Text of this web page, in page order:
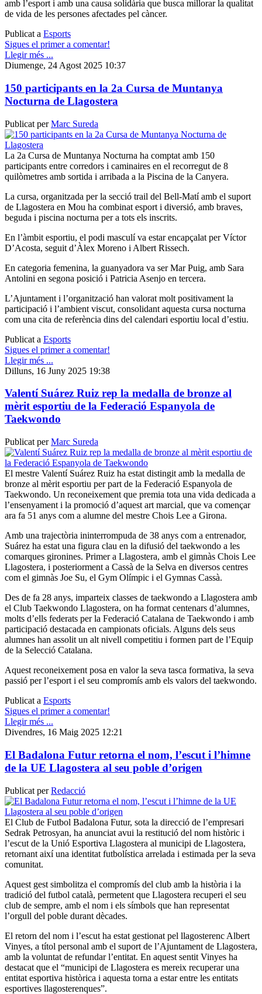
amb l’esport i amb una causa solidària que busca millorar la qualitat
de vida de les persones afectades pel càncer.
Publicat a Esports
Sigues el primer a comentar!
Llegir més ...
Diumenge, 24 Agost 2025 10:37
150 participants en la 2a Cursa de Muntanya
Nocturna de Llagostera
Publicat perMarc Sureda
La 2a Cursa de Muntanya Nocturna ha comptat amb 150
participants entre corredors i caminaires en el recorregut de 8
quilòmetres amb sortida i arribada a la Piscina de la Canyera.
La cursa, organitzada per la secció trail del Bell-Matí amb el suport
de Llagostera en Mou ha combinat esport i diversió, amb braves,
beguda i piscina nocturna per a tots els inscrits.
En l’àmbit esportiu, el podi masculí va estar encapçalat per Víctor
D’Acosta, seguit d’Àlex Moreno i Albert Rissech.
En categoria femenina, la guanyadora va ser Mar Puig, amb Sara
Antolini en segona posició i Patricia Asenjo en tercera.
L’Ajuntament i l’organització han valorat molt positivament la
participació i l’ambient viscut, consolidant aquesta cursa nocturna
com una cita de referència dins del calendari esportiu local d’estiu.
Publicat a Esports
Sigues el primer a comentar!
Llegir més ...
Dilluns, 16 Juny 2025 19:38
Valentí Suárez Ruiz rep la medalla de bronze al
mèrit esportiu de la Federació Espanyola de
Taekwondo
Publicat perMarc Sureda
El mestre Valentí Suárez Ruiz ha estat distingit amb la medalla de
bronze al mèrit esportiu per part de la Federació Espanyola de
Taekwondo. Un reconeixement que premia tota una vida dedicada a
l’ensenyament i la promoció d’aquest art marcial, que va començar
ara fa 51 anys com a alumne del mestre Chois Lee a Girona.
Amb una trajectòria ininterrompuda de 38 anys com a entrenador,
Suárez ha estat una figura clau en la difusió del taekwondo a les
comarques gironines. Primer a Llagostera, amb el gimnàs Chois Lee
Llagostera, i posteriorment a Cassà de la Selva en diversos centres
com el gimnàs Joe Su, el Gym Olímpic i el Gymnas Cassà.
Des de fa 28 anys, imparteix classes de taekwondo a Llagostera amb
el Club Taekwondo Llagostera, on ha format centenars d’alumnes,
molts d’ells federats per la Federació Catalana de Taekwondo i amb
participació destacada en campionats oficials. Alguns dels seus
alumnes han assolit un alt nivell competitiu i formen part de l’Equip
de la Selecció Catalana.
Aquest reconeixement posa en valor la seva tasca formativa, la seva
passió per l’esport i el seu compromís amb els valors del taekwondo.
Publicat a Esports
Sigues el primer a comentar!
Llegir més ...
Divendres, 16 Maig 2025 12:21
El Badalona Futur retorna el nom, l’escut i l’himne
de la UE Llagostera al seu poble d’origen
Publicat perRedacció
El Club de Futbol Badalona Futur, sota la direcció de l’empresari
Sedrak Petrosyan, ha anunciat avui la restitució del nom històric i
l’escut de la Unió Esportiva Llagostera al municipi de Llagostera,
retornant així una identitat futbolística arrelada i estimada per la seva
comunitat.
Aquest gest simbolitza el compromís del club amb la història i la
tradició del futbol català, permetent que Llagostera recuperi el seu
club de sempre, amb el nom i els símbols que han representat
l’orgull del poble durant dècades.
El retorn del nom i l’escut ha estat gestionat pel llagosterenc Albert
Vinyes, a títol personal amb el suport de l’Ajuntament de Llagostera,
amb la voluntat de refundar l’entitat. En aquest sentit Vinyes ha
destacat que el “municipi de Llagostera es mereix recuperar una
entitat esportiva històrica i aquesta torna a estar entre les entitats
esportives llagosterenques”.